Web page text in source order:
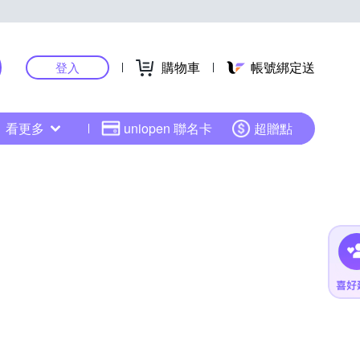
登入 購物車 帳號綁定送
看更多 uniopen 聯名卡 超贈點